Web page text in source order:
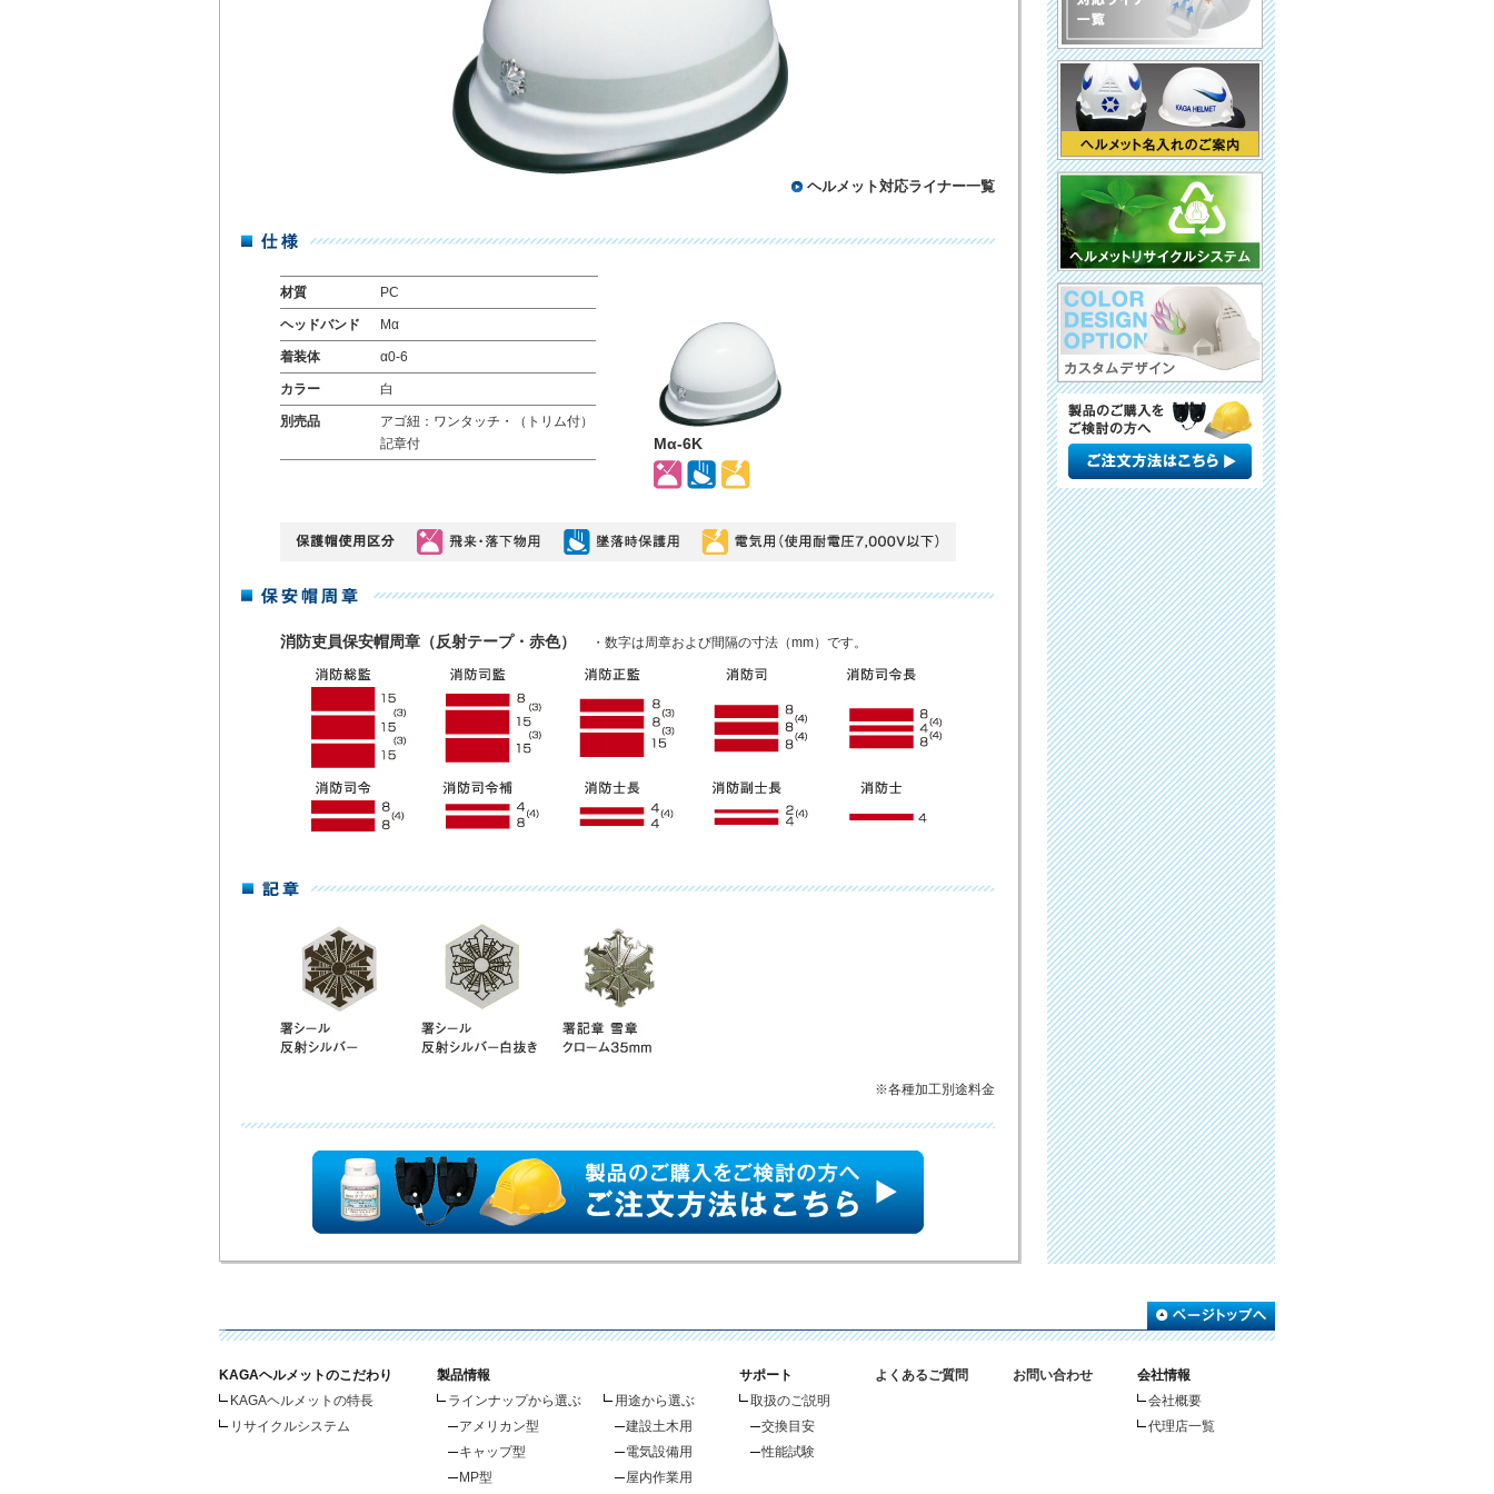
ヘルメット対応ライナー一覧
材質 PC
ヘッドバンド Mα
着装体 α0-6
カラー 白
別売品
アゴ紐：ワンタッチ・（トリム付）
記章付
Mα-6K
消防吏員保安帽周章（反射テープ・赤色） ・数字は周章および間隔の寸法（mm）です。
※各種加工別途料金
KAGAヘルメットのこだわり
KAGAヘルメットの特長
リサイクルシステム
製品情報
ラインナップから選ぶ
アメリカン型
キャップ型
MP型
用途から選ぶ
建設土木用
電気設備用
屋内作業用
サポート
取扱のご説明
交換目安
性能試験
よくあるご質問 お問い合わせ
会社情報
会社概要
代理店一覧